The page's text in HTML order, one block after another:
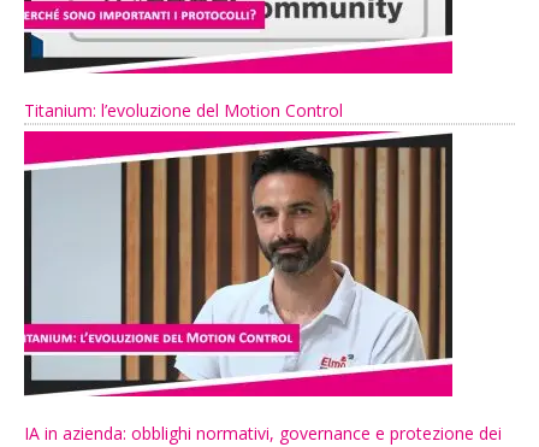
Titanium: l’evoluzione del Motion Control
IA in azienda: obblighi normativi, governance e protezione dei